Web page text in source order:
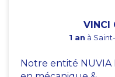
1 an à
Notre entité NUVIA